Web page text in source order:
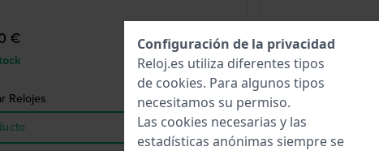
€
Relojes
Configuración de la privacidad
Reloj.es utiliza diferentes tipos
de cookies. Para algunos tipos
necesitamos su permiso.
Las cookies necesarias y las
estadísticas anónimas siempre se